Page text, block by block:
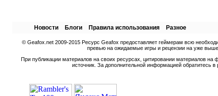
Новости Блоги Правила использования Разное
© Geafox.net 2009-2015 Ресурс Geafox предоставляет геймерам всю
превью на ожидаемые игры и рецензии на уже
При публикации материалов на своих ресурсах, цитировании материалов
источник. За дополнительной информацией обратитесь